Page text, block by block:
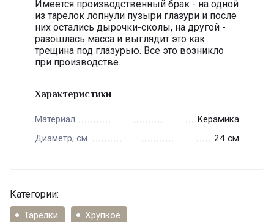
Имеется производственный брак - на одной
из тарелок лопнули пузыри глазури и после
них остались дырочки-сколы, на другой -
разошлась масса и выглядит это как
трещина под глазурью. Все это возникло
при производстве.
Характеристики
Материал Керамика
Диаметр, см 24 см
Категории:
Тарелки Хрупкое